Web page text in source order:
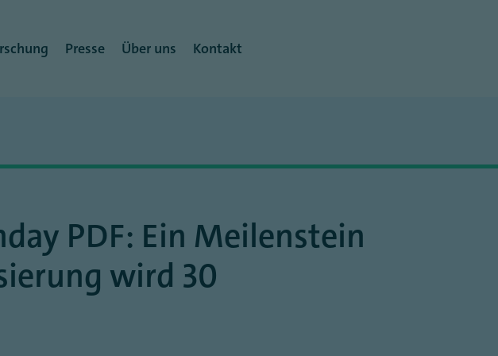
PDF: Ein Meilenstein
wird 30
Presse Über uns Kontakt